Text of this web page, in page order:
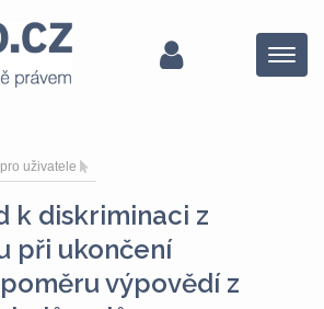
Menu
uživatele
k diskriminaci z
při ukončení
výpovědí z